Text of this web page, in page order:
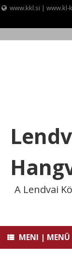
www.kkl.si | www.kl-
A Lendvai
MENI | MENÜ